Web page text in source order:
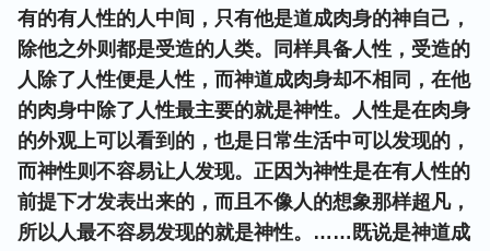
有的有人性的人中间，只有他是道成肉身的神自己，
除他之外则都是受造的人类。同样具备人性，受造的
人除了人性便是人性，而神道成肉身却不相同，在他
的肉身中除了人性最主要的就是神性。人性是在肉身
的外观上可以看到的，也是日常生活中可以发现的，
而神性则不容易让人发现。正因为神性是在有人性的
前提下才发表出来的，而且不像人的想象那样超凡，
所以人最不容易发现的就是神性。……既说是神道成